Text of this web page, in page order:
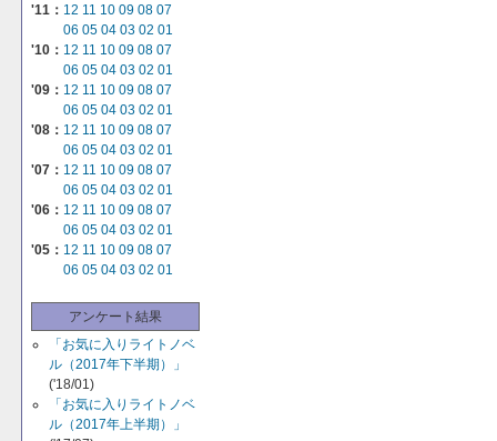
'11： 12 11 10 09 08 07
06 05 04 03 02 01
'10： 12 11 10 09 08 07
06 05 04 03 02 01
'09： 12 11 10 09 08 07
06 05 04 03 02 01
'08： 12 11 10 09 08 07
06 05 04 03 02 01
'07： 12 11 10 09 08 07
06 05 04 03 02 01
'06： 12 11 10 09 08 07
06 05 04 03 02 01
'05： 12 11 10 09 08 07
06 05 04 03 02 01
アンケート結果
「お気に入りライトノベ
ル（2017年下半期）」
('18/01)
「お気に入りライトノベ
ル（2017年上半期）」